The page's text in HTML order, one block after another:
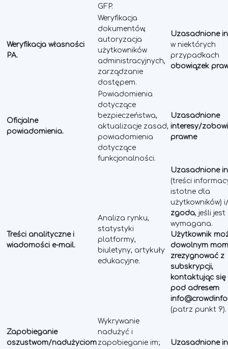
GFP.
Weryfikacja własności
PA.
Weryfikacja
dokumentów,
autoryzacja
użytkowników
administracyjnych,
zarządzanie
dostępem.
Uzasadnione
w niektórych
przypadkach
obowiązek
Oficjalne
powiadomienia.
Powiadomienia
dotyczące
bezpieczeństwa,
aktualizacje zasad,
powiadomienia
dotyczące
funkcjonalności.
Uzasadnione
interesy/
prawne
Treści analityczne i
wiadomości e-mail.
Analiza rynku,
statystyki
platformy,
biuletyny, artykuły
edukacyjne.
Uzasadnione
(treści
istotne dla
użytkowników)
zgoda, jeśli jest
wymagana.
Użytkownik
dowolnym
zrezygnować z
subskrypcji,
kontaktując się
pod adresem
(patrz punkt 9).
Zapobieganie
oszustwom/nadużyciom
Wykrywanie
nadużyć i
zapobieganie im;
Uzasadnione